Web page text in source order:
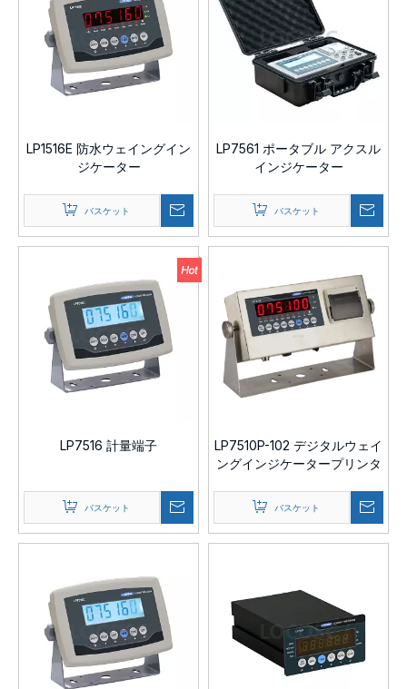
LP1516E 防水ウェイングイン
ジケーター
バスケット
LP7561 ポータブル アクスル
インジケーター
バスケット
LP7516 計量端子
バスケット
LP7510P-102 デジタルウェイ
ングインジケータープリンタ
バスケット